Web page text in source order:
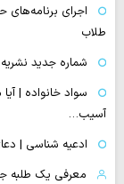
اجرای
طلاب
شماره جدید
سواد خانواده |
آسیب…
ادعیه شناسی |
معرفی یک طلبه